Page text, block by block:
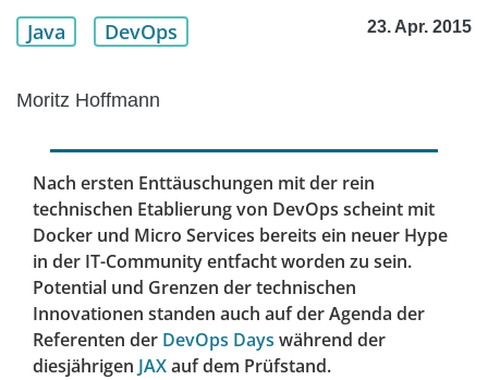
Java DevOps 23. Apr. 2015
Moritz Hoffmann
Nach ersten Enttäuschungen mit der rein
technischen Etablierung von DevOps scheint mit
Docker und Micro Services bereits ein neuer Hype
in der IT-Community entfacht worden zu sein.
Potential und Grenzen der technischen
Innovationen standen auch auf der Agenda der
Referenten der DevOps Days während der
diesjährigen JAXauf dem Prüfstand.